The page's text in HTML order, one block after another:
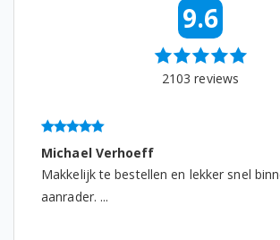
9.6
2103 reviews
Michael Verhoeff
Makkelijk te bestellen en lekker snel
aanrader. ...